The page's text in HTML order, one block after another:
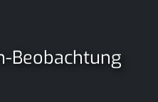
Beobachtung